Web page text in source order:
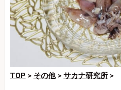
TOP > その他> サカナ研究所 >